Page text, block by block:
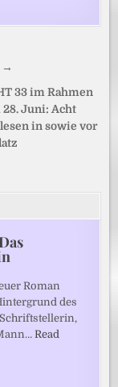
→
33 im Rahmen
28. Juni: Acht
in sowie vor
Roman
des
Read